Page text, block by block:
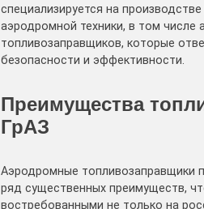
специализируется на
аэродромной техники, в том числе
топливозаправщиков, которые
безопасности и эффективности.
Преимущества
ГрАЗ
Аэродромные топливозаправщики
ряд существенных преимуществ,
востребованными не только на